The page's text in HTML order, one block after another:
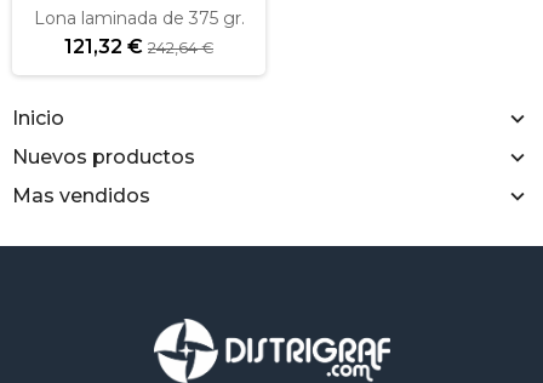
Inicio
Nuevos productos
Mas vendidos
Lona laminada de 375 gr.
121,32 € 242,64 €